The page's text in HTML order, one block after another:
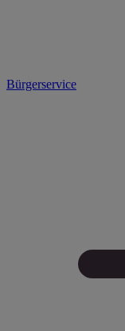
Bürgerservice